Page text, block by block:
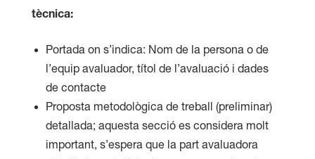
tècnica:
Portada on s’indica: Nom de la persona o de
l’equip avaluador, títol de l’avaluació i dades
de contacte
Proposta metodològica de treball (preliminar)
detallada; aquesta secció es considera molt
important, s’espera que la part avaluadora